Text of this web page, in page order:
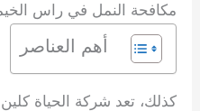
مكافحة النمل في راس
أهم العناصر
كذلك، تعد شركة الحياة